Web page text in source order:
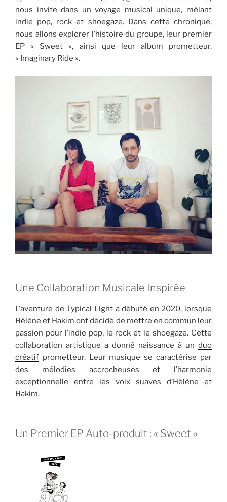
nous invite dans un voyage musical unique, mêlant
indie pop, rock et shoegaze. Dans cette chronique,
nous allons explorer l’histoire du groupe, leur premier
EP « Sweet », ainsi que leur album prometteur,
« Imaginary Ride ».
Une Collaboration Musicale Inspirée
L’aventure de Typical Light a débuté en 2020, lorsque
Hélène et Hakim ont décidé de mettre en commun leur
passion pour l’indie pop, le rock et le shoegaze. Cette
collaboration artistique a donné naissance à un duo
créatif prometteur. Leur musique se caractérise par
des mélodies accrocheuses et l’harmonie
exceptionnelle entre les voix suaves d’Hélène et
Hakim.
Un Premier EP Auto-produit : « Sweet »